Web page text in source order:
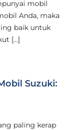
mobil
Anda, maka
baik untuk
[…]
Suzuki:
paling kerap